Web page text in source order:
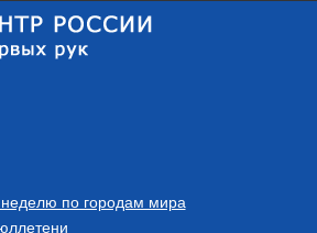
по городам мира